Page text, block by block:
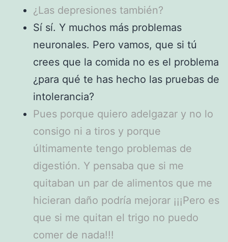
¿Las depresiones también?
Sí sí. Y muchos más problemas
neuronales. Pero vamos, que si tú
crees que la comida no es el problema
¿para qué te has hecho las pruebas de
intolerancia?
Pues porque quiero adelgazar y no lo
consigo ni a tiros y porque
últimamente tengo problemas de
digestión. Y pensaba que si me
quitaban un par de alimentos que me
hicieran daño podría mejorar ¡¡¡Pero es
que si me quitan el trigo no puedo
comer de nada!!!